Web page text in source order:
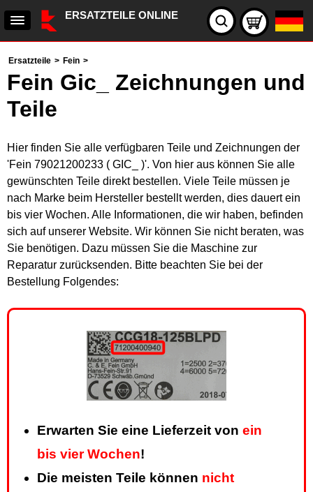
ERSATZTEILE ONLINE
Ersatzteile > Fein >
Fein Gic_ Zeichnungen und
Teile
Hier finden Sie alle verfügbaren Teile und Zeichnungen der
'Fein 79021200233 ( GIC_ )'. Von hier aus können Sie alle
gewünschten Teile direkt bestellen. Viele Teile müssen je
nach Marke beim Hersteller bestellt werden, dies dauert ein
bis vier Wochen. Alle Informationen, die wir haben, befinden
sich auf unserer Website. Wir können Sie nicht beraten, was
Sie benötigen. Dazu müssen Sie die Maschine zur
Reparatur zurücksenden. Bitte beachten Sie bei der
Bestellung Folgendes:
Erwarten Sie eine Lieferzeit von ein
bis vier Wochen!
Die meisten Teile können nicht